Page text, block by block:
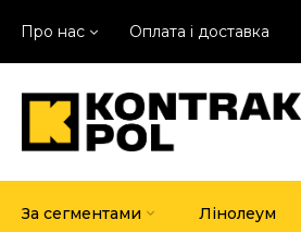
Про нас Оплата і доставка
За сегментами Лінолеум